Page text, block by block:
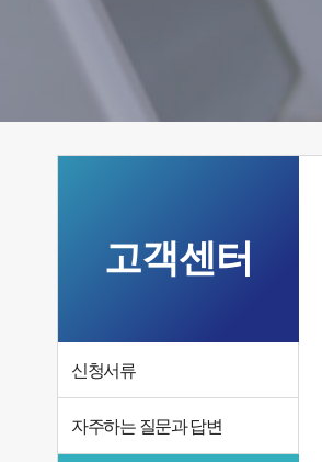
고객센터
신청서류
자주하는 질문과 답변